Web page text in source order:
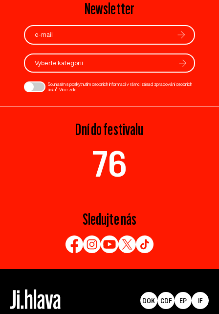
Newsletter
Vyberte kategorii
Souhlasím s poskytnutím osobních informací v rámci zásad zpracování osobních
údajů. Více zde
Dní do festivalu
76
Sledujte nás
DOK CDF EP IF